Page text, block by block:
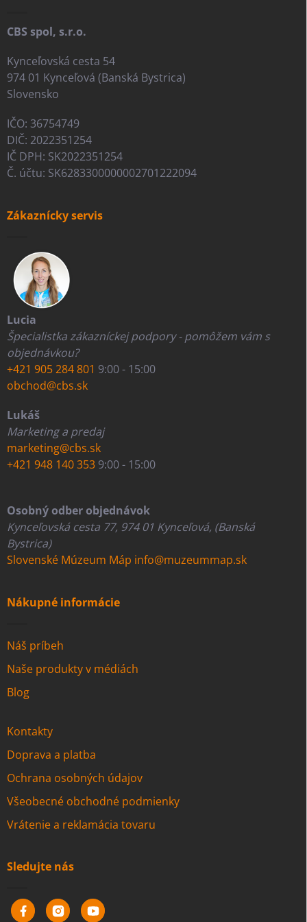
CBS spol, s.r.o.
Kynceľovská cesta 54
974 01 Kynceľová (Banská Bystrica)
Slovensko
IČO: 36754749
DIČ: 2022351254
IČ DPH: SK2022351254
Č. účtu: SK6283300000002701222094
Zákaznícky servis
Lucia
Špecialistka zákazníckej podpory - pomôžem vám s
objednávkou?
+421 905 284 801 9:00 - 15:00
obchod@cbs.sk
Lukáš
Marketing a predaj
marketing@cbs.sk
+421 948 140 353 9:00 - 15:00
Osobný odber objednávok
Kynceľovská cesta 77, 974 01 Kynceľová, (Banská
Bystrica)
Slovenské Múzeum Máp info@muzeummap.sk
Nákupné informácie
Náš príbeh
Naše produkty v médiách
Blog
Kontakty
Doprava a platba
Ochrana osobných údajov
Všeobecné obchodné podmienky
Vrátenie a reklamácia tovaru
Sledujte nás